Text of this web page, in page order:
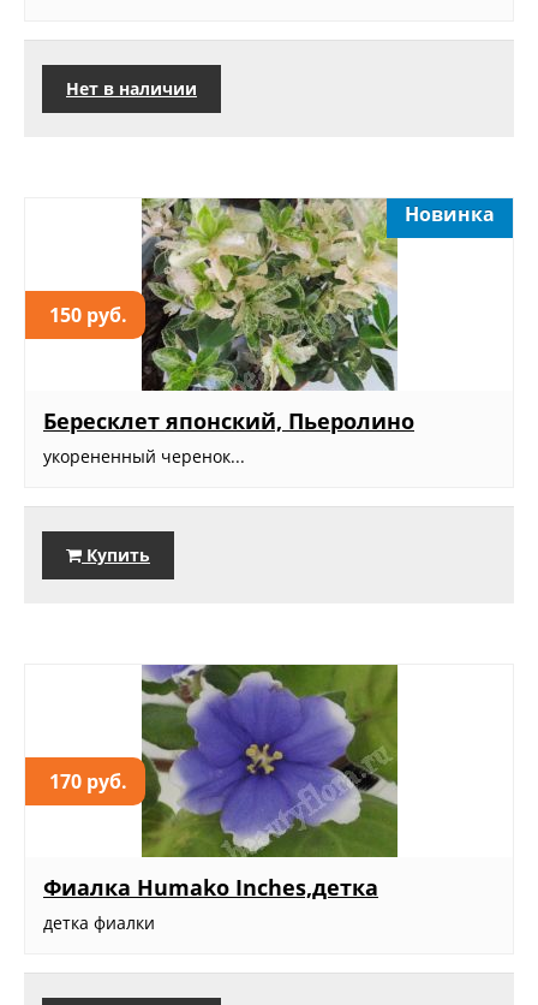
Нет в наличии
150 руб.
Новинка
Бересклет японский, Пьеролино
укорененный черенок...
Купить
170 руб.
Фиалка Humako Inches,детка
детка фиалки